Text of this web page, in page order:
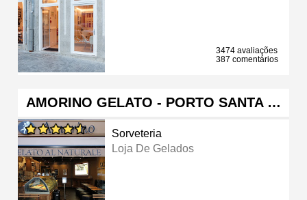
3474 avaliações
387 comentários
AMORINO GELATO - PORTO SANTA …
Sorveteria
Loja De Gelados